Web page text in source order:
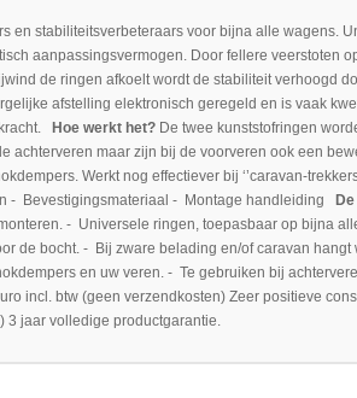
en stabiliteitsverbeteraars voor bijna alle wagens.
aanpassingsvermogen. Door fellere veerstoten
de ringen afkoelt wordt de stabiliteit verhoogd
afstelling elektronisch geregeld en is vaak
Hoe werkt het? De twee kunststofringen
achterveren maar zijn bij de voorveren ook een
Werkt nog effectiever bij ‘’caravan-
- Bevestigingsmateriaal - Montage handleiding
- Universele ringen, toepasbaar op bijna
de bocht. - Bij zware belading en/of caravan
en uw veren. - Te gebruiken bij
incl. btw (geen verzendkosten) Zeer positieve
3 jaar volledige productgarantie.